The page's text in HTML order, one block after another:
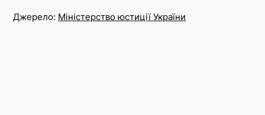
Джерело: Міністерство юстиції України